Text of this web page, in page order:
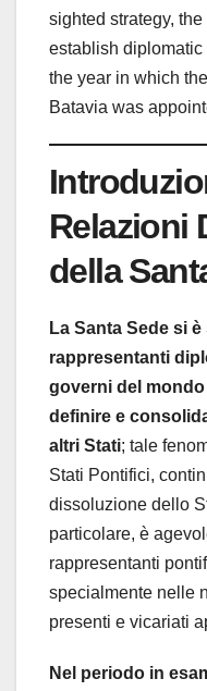
sighted strategy,
establish diplomatic
the year in which
Batavia was
Relazioni
della
La Santa Sede si
rappresentanti
governi del
definire e
altri Stati; tale
Stati Pontifici,
dissoluzione dello
particolare, è
rappresentanti
specialmente nelle
presenti e vicariati
Nel periodo in